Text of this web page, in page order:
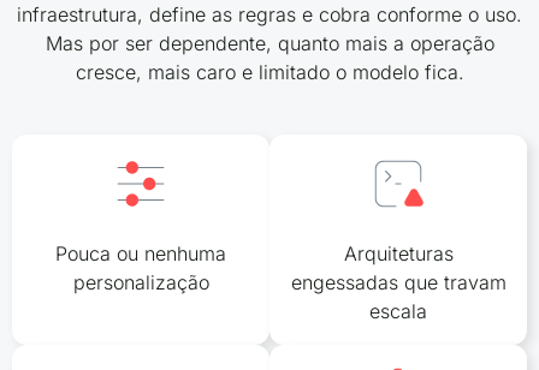
infraestrutura, define as regras e cobra conforme o uso.
Mas por ser dependente, quanto mais a operação
cresce, mais caro e limitado o modelo fica.
Pouca ou nenhuma
personalização
Arquiteturas
engessadas que travam
escala